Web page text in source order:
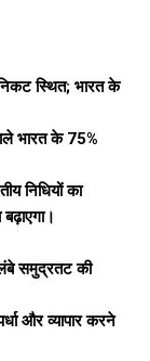
स्थित; भारत के
भारत के 75%
निधियों का
लंबे समुद्रतट की
और व्यापार करने